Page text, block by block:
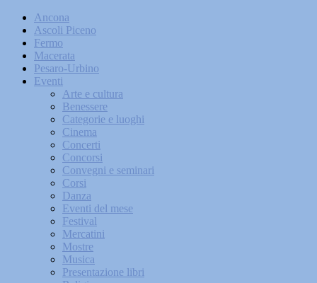
Ancona
Ascoli Piceno
Fermo
Macerata
Pesaro-Urbino
Eventi
Arte e cultura
Benessere
Categorie e luoghi
Cinema
Concerti
Concorsi
Convegni e seminari
Corsi
Danza
Eventi del mese
Festival
Mercatini
Mostre
Musica
Presentazione libri